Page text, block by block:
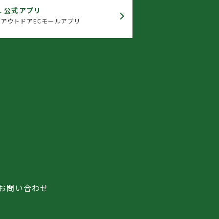
公式アプリ
ウトドアECモールアプリ
問い合わせ